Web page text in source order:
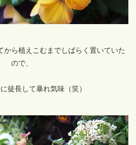
から植えこむまでしばらく置いていた
ので、
徒長して暴れ気味（笑）